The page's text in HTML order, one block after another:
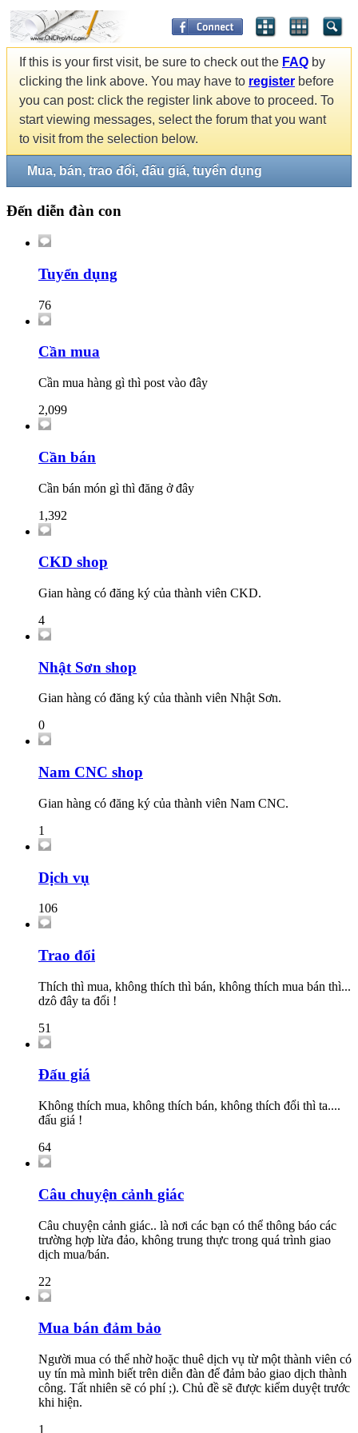
If this is your first visit, be sure to check out the FAQ by
clicking the link above. You may have to register before
you can post: click the register link above to proceed. To
start viewing messages, select the forum that you want
to visit from the selection below.
Mua, bán, trao đổi, đấu giá, tuyển dụng
Đến diễn đàn con
Tuyển dụng
76
Cần mua
Cần mua hàng gì thì post vào đây
2,099
Cần bán
Cần bán món gì thì đăng ở đây
1,392
CKD shop
Gian hàng có đăng ký của thành viên CKD.
4
Nhật Sơn shop
Gian hàng có đăng ký của thành viên Nhật Sơn.
0
Nam CNC shop
Gian hàng có đăng ký của thành viên Nam CNC.
1
Dịch vụ
106
Trao đổi
Thích thì mua, không thích thì bán, không thích mua bán thì...
dzô đây ta đổi !
51
Đấu giá
Không thích mua, không thích bán, không thích đổi thì ta....
đấu giá !
64
Câu chuyện cảnh giác
Câu chuyện cảnh giác.. là nơi các bạn có thể thông báo các
trường hợp lừa đảo, không trung thực trong quá trình giao
dịch mua/bán.
22
Mua bán đảm bảo
Người mua có thể nhờ hoặc thuê dịch vụ từ một thành viên có
uy tín mà mình biết trên diễn đàn để đảm bảo giao dịch thành
công. Tất nhiên sẽ có phí ;). Chủ đề sẽ được kiểm duyệt trước
khi hiện.
1